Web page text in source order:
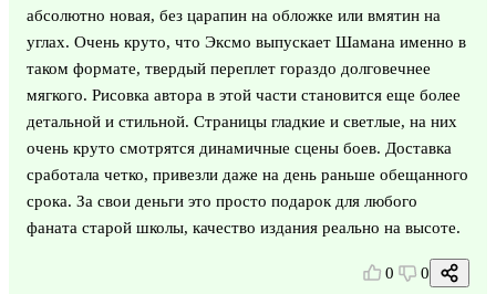
абсолютно новая, без царапин на обложке или вмятин на
углах. Очень круто, что Эксмо выпускает Шамана именно в
таком формате, твердый переплет гораздо долговечнее
мягкого. Рисовка автора в этой части становится еще более
детальной и стильной. Страницы гладкие и светлые, на них
очень круто смотрятся динамичные сцены боев. Доставка
сработала четко, привезли даже на день раньше обещанного
срока. За свои деньги это просто подарок для любого
фаната старой школы, качество издания реально на высоте.
0 0